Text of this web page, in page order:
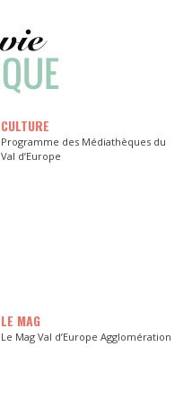
CULTURE
Programme des Médiathèques du
Val d’Europe
LE MAG
Le Mag Val d’Europe Agglomération